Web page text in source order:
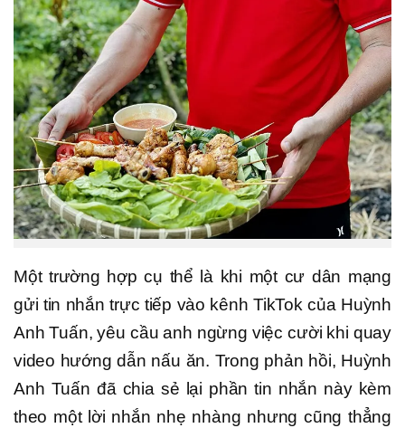
Một trường hợp cụ thể là khi một cư dân mạng
gửi tin nhắn trực tiếp vào kênh TikTok của Huỳnh
Anh Tuấn, yêu cầu anh ngừng việc cười khi quay
video hướng dẫn nấu ăn. Trong phản hồi, Huỳnh
Anh Tuấn đã chia sẻ lại phần tin nhắn này kèm
theo một lời nhắn nhẹ nhàng nhưng cũng thẳng